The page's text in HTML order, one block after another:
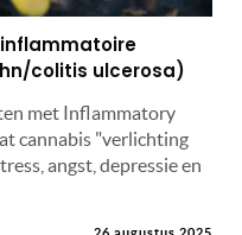
inflammatoire
colitis ulcerosa)
met Inflammatory
cannabis "verlichting
angst, depressie en